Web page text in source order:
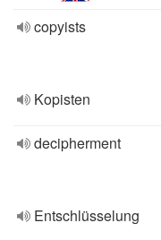
copyists
Kopisten
decipherment
Entschlüsselung